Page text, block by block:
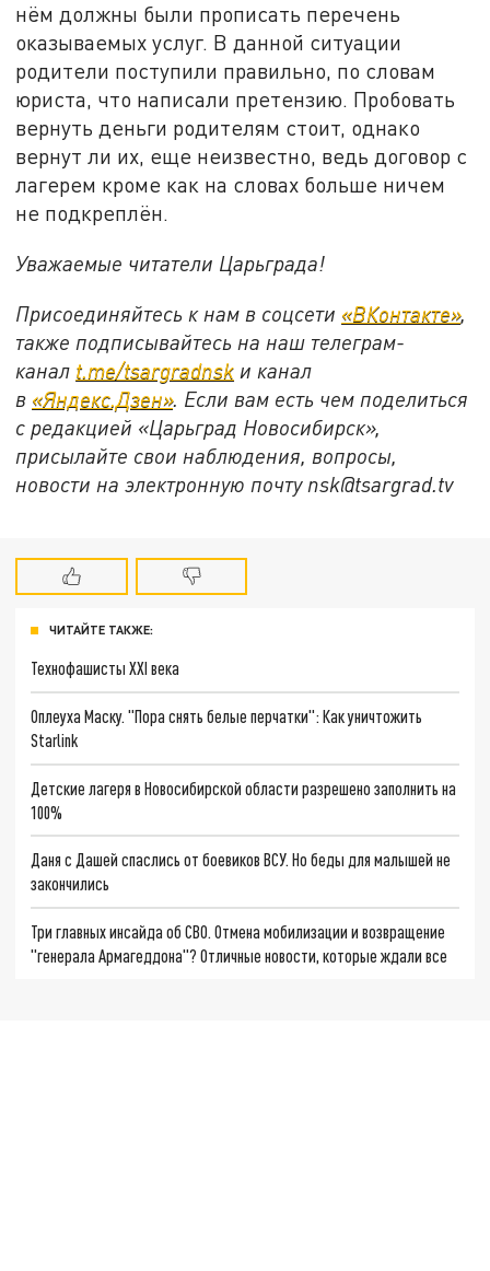
нём должны были прописать перечень
оказываемых услуг. В данной ситуации
родители поступили правильно, по словам
юриста, что написали претензию. Пробовать
вернуть деньги родителям стоит, однако
вернут ли их, еще неизвестно, ведь договор с
лагерем кроме как на словах больше ничем
не подкреплён.
Уважаемые читатели Царьграда!
Присоединяйтесь к нам в соцсети «ВКонтакте»,
также подписывайтесь на наш телеграм-
канал t.me/tsargradnsk и канал
в «Яндекс.Дзен». Если вам есть чем поделиться
с редакцией «Царьград Новосибирск»,
присылайте свои наблюдения, вопросы,
новости на электронную почту nsk@tsargrad.tv
ЧИТАЙТЕ ТАКЖЕ:
Технофашисты XXI века
Оплеуха Маску. "Пора снять белые перчатки": Как уничтожить
Starlink
Детские лагеря в Новосибирской области разрешено заполнить на
100%
Даня с Дашей спаслись от боевиков ВСУ. Но беды для малышей не
закончились
Три главных инсайда об СВО. Отмена мобилизации и возвращение
"генерала Армагеддона"? Отличные новости, которые ждали все